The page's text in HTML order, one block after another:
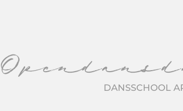
DANSSCHOOL